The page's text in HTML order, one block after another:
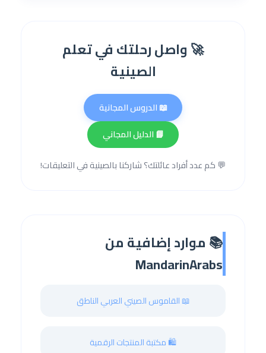
🚀 واصل رحلتك في تعلم
الصينية
📖 الدروس المجانية
📘 الدليل المجاني
💬 كم عدد أفراد عائلتك؟ شاركنا بالصينية في التعليقات!
📚 موارد إضافية من
MandarinArabs
📖 القاموس الصيني العربي الناطق
🛍️ مكتبة المنتجات الرقمية